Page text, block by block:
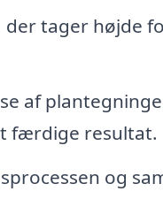
tager højde
af
færdige resultat.
og